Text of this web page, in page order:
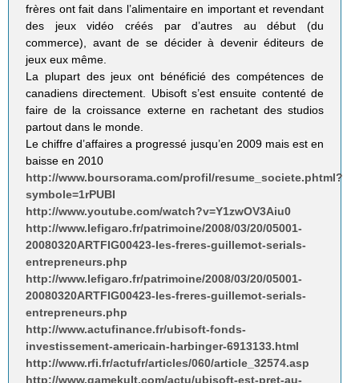
frères ont fait dans l’alimentaire en important et revendant
des jeux vidéo créés par d’autres au début (du
commerce), avant de se décider à devenir éditeurs de
jeux eux même.
La plupart des jeux ont bénéficié des compétences de
canadiens directement. Ubisoft s’est ensuite contenté de
faire de la croissance externe en rachetant des studios
partout dans le monde.
Le chiffre d’affaires a progressé jusqu’en 2009 mais est en
baisse en 2010
http://www.boursorama.com/profil/resume_societe.phtml?
symbole=1rPUBI
http://www.youtube.com/watch?v=Y1zwOV3Aiu0
http://www.lefigaro.fr/patrimoine/2008/03/20/05001-
20080320ARTFIG00423-les-freres-guillemot-serials-
entrepreneurs.php
http://www.lefigaro.fr/patrimoine/2008/03/20/05001-
20080320ARTFIG00423-les-freres-guillemot-serials-
entrepreneurs.php
http://www.actufinance.fr/ubisoft-fonds-
investissement-americain-harbinger-6913133.html
http://www.rfi.fr/actufr/articles/060/article_32574.asp
http://www.gamekult.com/actu/ubisoft-est-pret-au-